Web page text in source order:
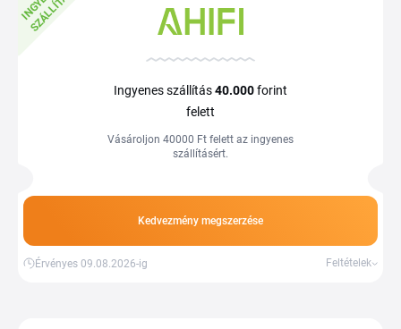
N
S
Ingyenes szállítás40.000forint
felett
Vásároljon 40000 Ft felett az ingyenes
szállításért.
Kedvezmény megszerzése
Érvényes 09.08.2026-ig Feltételek